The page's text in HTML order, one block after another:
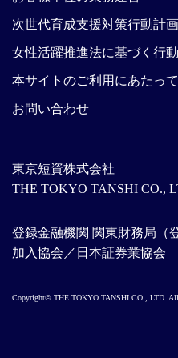
東京短資株式会社
THE TOKYO TANSHI CO.,
登録金融機関 関東財務局（
加入協会／日本証券業協会
次世代育成支援対策行動計画
女性活躍推進法に基づく行
本サイトのご利用にあたって
お問い合わせ
Copyright© THE TOKYO TANSHI CO., LTD. All